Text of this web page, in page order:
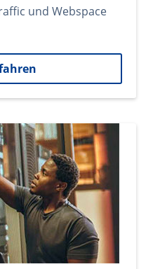
und Webspace